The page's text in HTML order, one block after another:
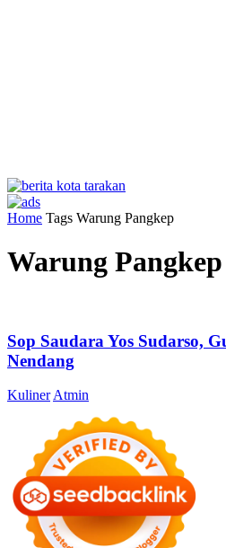
Home Tags Warung Pangkep
Warung Pangkep
Sop Saudara Yos Sudarso,
Nendang
Kuliner Atmin